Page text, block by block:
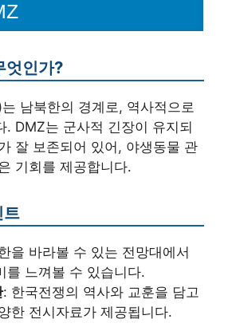
엇인가?
남북한의 경계로, 역사적으로
. DMZ는 군사적 긴장이 유지되
잘 보존되어 있어, 야생동물 관
기회를 제공합니다.
트
을 바라볼 수 있는 전망대에서
를 느껴볼 수 있습니다.
: 한국전쟁의 역사와 교훈을 담고
한 전시자료가 제공됩니다.